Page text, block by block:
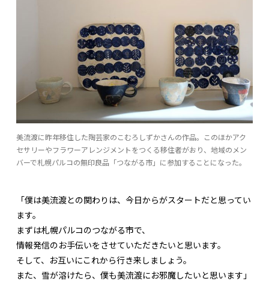
美流渡に昨年移住した陶芸家のこむろしずかさんの作品。このほかアク
セサリーやフラワーアレンジメントをつくる移住者がおり、地域のメン
バーで札幌パルコの無印良品「つながる市」に参加することになった。
「僕は美流渡との関わりは、今日からがスタートだと思ってい
ます。
まずは札幌パルコのつながる市で、
情報発信のお手伝いをさせていただきたいと思います。
そして、お互いにこれから行き来しましょう。
また、雪が溶けたら、僕も美流渡にお邪魔したいと思います」